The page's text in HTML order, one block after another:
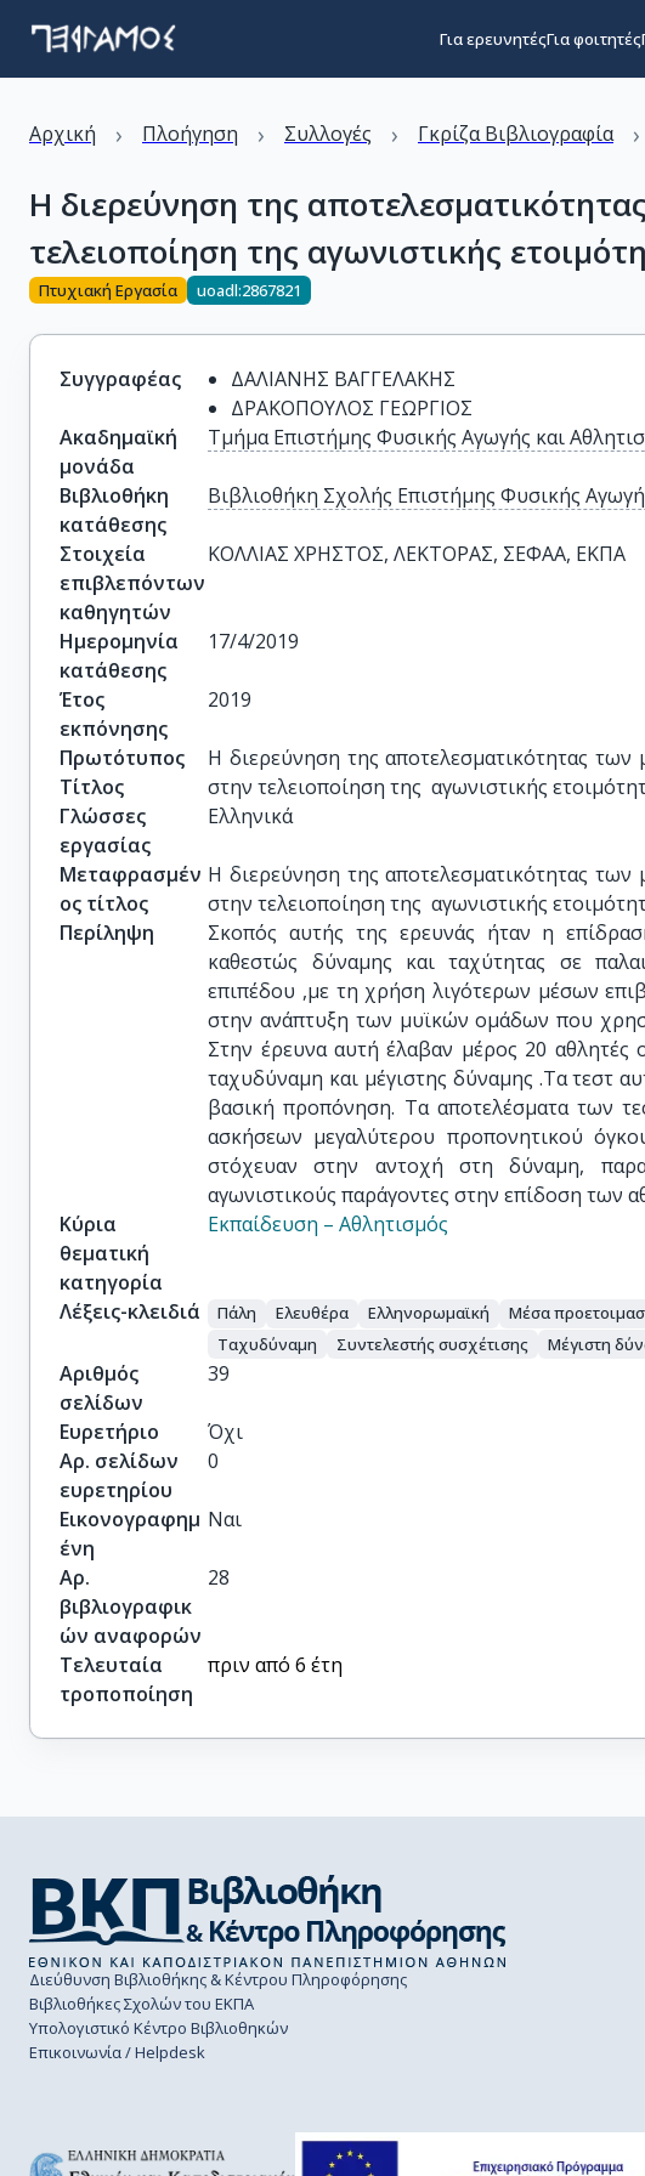
Για ερευνητέςΓια φοιτητές
Αρχική › Πλοήγηση › Συλλογές › Γκρίζα Βιβλιογραφία ›
Η διερεύνηση της
τελειοποίηση της αγωνιστικής
Πτυχιακή Εργασία uoadl:2867821
Συγγραφέας
ΔΑΛΙΑΝΗΣ ΒΑΓΓΕΛΑΚΗΣ
ΔΡΑΚΟΠΟΥΛΟΣ ΓΕΩΡΓΙΟΣ
Ακαδημαϊκή
μονάδα
Τμήμα Επιστήμης Φυσικής Αγωγής και
Βιβλιοθήκη
κατάθεσης
Βιβλιοθήκη Σχολής Επιστήμης Φυσικής
Στοιχεία
επιβλεπόντων
καθηγητών
ΚΟΛΛΙΑΣ ΧΡΗΣΤΟΣ, ΛΕΚΤΟΡΑΣ, ΣΕΦΑΑ, ΕΚΠΑ
Ημερομηνία
κατάθεσης
17/4/2019
Έτος
εκπόνησης
2019
Πρωτότυπος
Τίτλος
Η διερεύνηση της αποτελεσματικότητας
στην τελειοποίηση της  αγωνιστικής
Γλώσσες
εργασίας
Ελληνικά
Μεταφρασμέν
ος τίτλος
Η διερεύνηση της αποτελεσματικότητας
στην τελειοποίηση της  αγωνιστικής
Περίληψη
Σκοπός αυτής της ερευνάς ήταν η
καθεστώς δύναμης και ταχύτητας σε
επιπέδου ,με τη χρήση λιγότερων μέσων
στην ανάπτυξη των μυϊκών ομάδων που
Στην έρευνα αυτή έλαβαν μέρος 20 αθλητές
ταχυδύναμη και μέγιστης δύναμης .Τα τεστ
βασική προπόνηση. Τα αποτελέσματα των
ασκήσεων μεγαλύτερου προπονητικού
στόχευαν στην αντοχή στη δύναμη,
αγωνιστικούς παράγοντες στην επίδοση των
Κύρια
θεματική
κατηγορία
Εκπαίδευση – Αθλητισμός
Λέξεις-κλειδιά Πάλη Ελευθέρα Ελληνορωμαϊκή Μέσα
Ταχυδύναμη
Συντελεστής συσχέτισης Μέγιστη
Αριθμός
σελίδων
39
Ευρετήριο
Όχι
Αρ. σελίδων
ευρετηρίου
0
Εικονογραφημ
ένη
Ναι
Αρ.
βιβλιογραφικ
ών αναφορών
28
Τελευταία
τροποποίηση
πριν από 6 έτη
Διεύθυνση Βιβλιοθήκης & Κέντρου Πληροφόρησης
Βιβλιοθήκες Σχολών του ΕΚΠΑ
Υπολογιστικό Κέντρο Βιβλιοθηκών
Επικοινωνία / Helpdesk